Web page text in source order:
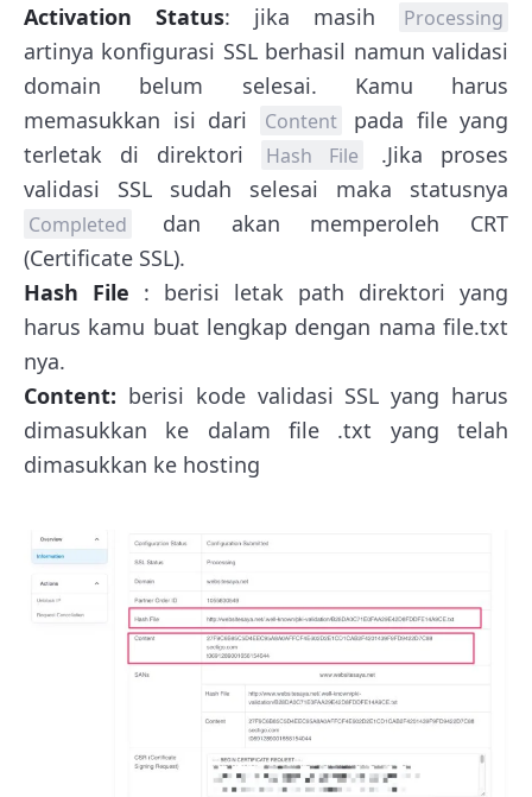
Activation Status: jika masih Processing
artinya konfigurasi SSL berhasil namun validasi
domain belum selesai. Kamu harus
memasukkan isi dari
Content
pada file yang
terletak di direktori
Hash File
.Jika proses
validasi SSL sudah selesai maka statusnya
Completed
dan akan memperoleh CRT
(Certificate SSL).
Hash File : berisi letak path direktori yang
harus kamu buat lengkap dengan nama file.txt
nya.
Content: berisi kode validasi SSL yang harus
dimasukkan ke dalam file .txt yang telah
dimasukkan ke hosting